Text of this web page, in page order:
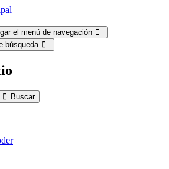
el menú de navegación
búsqueda
Buscar